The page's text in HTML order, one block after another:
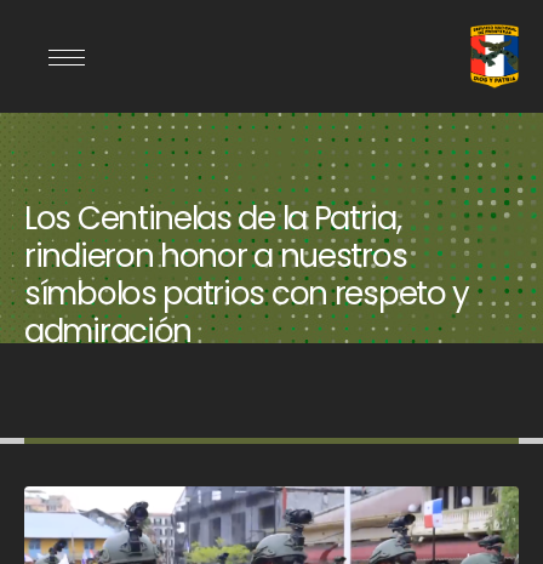
Los Centinelas de la Patria,
rindieron honor a nuestros
símbolos patrios con respeto y
admiración